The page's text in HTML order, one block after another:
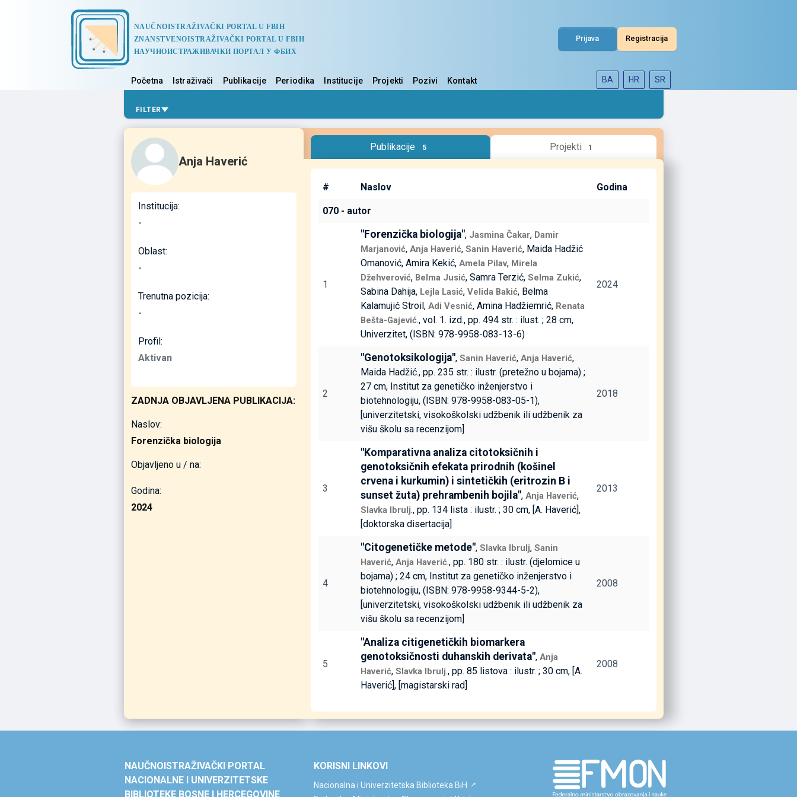
NAUČNOISTRAŽIVAČKI PORTAL U FBIH
ZNANSTVENOISTRAŽIVAČKI PORTAL U FBIH
НАУЧНОИСТРАЖИВАЧКИ ПОРТАЛ У ФБИХ
Prijava Registracija
Početna Istraživači Publikacije Periodika Institucije Projekti Pozivi Kontakt BA HR SR
FILTER
Anja Haverić
Institucija:
-
Oblast:
-
Trenutna pozicija:
-
Profil:
Aktivan
ZADNJA OBJAVLJENA PUBLIKACIJA:
Naslov:
Forenzička biologija
Objavljeno u / na:
Godina:
2024
Publikacije 5 Projekti 1
# Naslov Godina
070 - autor
1
"Forenzička biologija", Jasmina Čakar, Damir
Marjanović,Anja Haverić,Sanin Haverić, Maida Hadžić
Omanović, Amira Kekić,Amela Pilav, Mirela
Džehverović, Belma Jusić, Samra Terzić,Selma Zukić,
Sabina Dahija, Lejla Lasić,Velida Bakić, Belma
Kalamujić Stroil,Adi Vesnić, Amina Hadžiemrić, Renata
Bešta-Gajević., vol. 1. izd., pp. 494 str. : ilust. ; 28 cm,
Univerzitet, (ISBN: 978-9958-083-13-6)
2024
2
"Genotoksikologija",Sanin Haverić,Anja Haverić,
Maida Hadžić., pp. 235 str. : ilustr. (pretežno u bojama) ;
27 cm, Institut za genetičko inženjerstvo i
biotehnologiju, (ISBN: 978-9958-083-05-1),
[univerzitetski, visokoškolski udžbenik ili udžbenik za
višu školu sa recenzijom]
2018
3
"Komparativna analiza citotoksičnih i
genotoksičnih efekata prirodnih (košinel
crvena i kurkumin) i sintetičkih (eritrozin B i
sunset žuta) prehrambenih bojila",Anja Haverić,
Slavka Ibrulj., pp. 134 lista : ilustr. ; 30 cm, [A. Haverić],
[doktorska disertacija]
2013
4
"Citogenetičke metode",Slavka Ibrulj,Sanin
Haverić,Anja Haverić., pp. 180 str. : ilustr. (djelomice u
bojama) ; 24 cm, Institut za genetičko inženjerstvo i
biotehnologiju, (ISBN: 978-9958-9344-5-2),
[univerzitetski, visokoškolski udžbenik ili udžbenik za
višu školu sa recenzijom]
2008
5
"Analiza citigenetičkih biomarkera
genotoksičnosti duhanskih derivata",Anja
Haverić,Slavka Ibrulj., pp. 85 listova : ilustr. ; 30 cm, [A.
Haverić], [magistarski rad]
2008
NAUČNOISTRAŽIVAČKI PORTAL
NACIONALNE I UNIVERZITETSKE
BIBLIOTEKE BOSNE I HERCEGOVINE
KORISNI LINKOVI
Nacionalna i Univerzitetska Biblioteka BiH